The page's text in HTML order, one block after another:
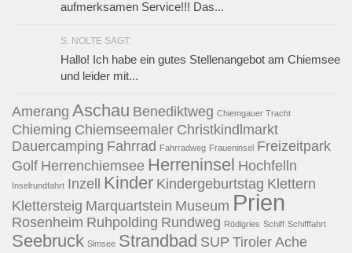
aufmerksamen Service!!! Das...
S. NOLTE SAGT:
Hallo! Ich habe ein gutes Stellenangebot am Chiemsee
und leider mit...
Amerang Aschau Benediktweg Chiemgauer Tracht
Chieming Chiemseemaler Christkindlmarkt
Dauercamping Fahrrad Fahrradweg Fraueninsel Freizeitpark
Golf Herrenchiemsee Herreninsel Hochfelln
Inselrundfahrt Inzell Kinder Kindergeburtstag Klettern
Klettersteig Marquartstein Museum Prien
Rosenheim Ruhpolding Rundweg Rödlgries Schiff Schifffahrt
Seebruck Simsee Strandbad SUP Tiroler Ache